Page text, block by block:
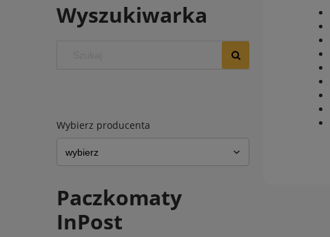
Wyszukiwarka
Wybierz producenta
Paczkomaty
InPost